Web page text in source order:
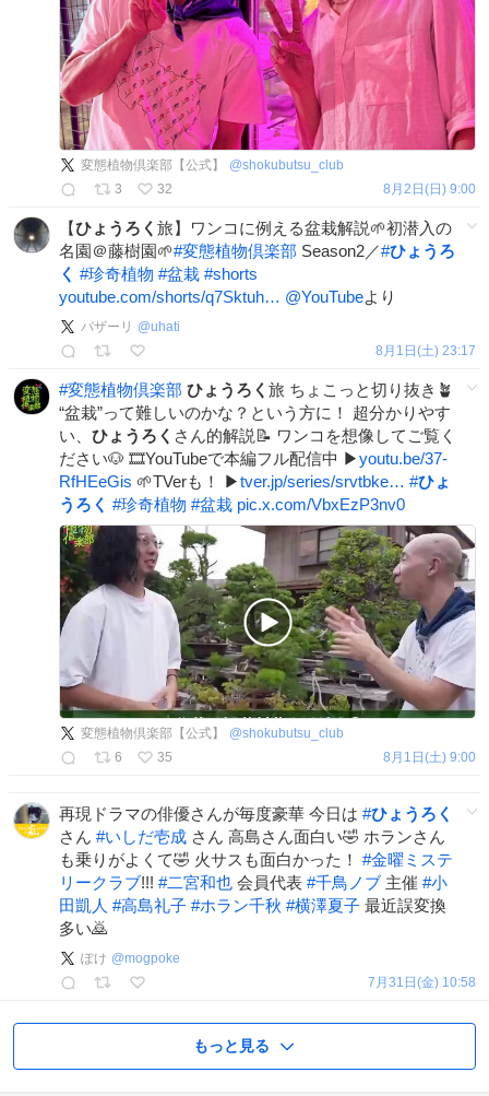
変態植物倶楽部【公式】 @shokubutsu_club
3
32 8月2日(日) 9:00
【ひょうろく 旅】ワンコに例える盆栽解説🌱初潜入の
名園＠藤樹園🌱#変態植物倶楽部 Season2／#ひょうろ
く #珍奇植物 #盆栽 #shorts
youtube.com/shorts/q7Sktuh… @YouTubeより
バザーリ @uhati
8月1日(土) 23:17
#変態植物倶楽部 ひょうろく 旅 ちょこっと切り抜き🪴
“盆栽”って難しいのかな？という方に！ 超分かりやす
い、 ひょうろく さん的解説📝 ワンコを想像してご覧く
ださい🐶 🎞YouTubeで本編フル配信中 ▶youtu.be/37-
RfHEeGis 🌱TVerも！ ▶tver.jp/series/srvtbke… #ひょ
うろく #珍奇植物 #盆栽 pic.x.com/VbxEzP3nv0
変態植物倶楽部【公式】 @shokubutsu_club
6
35 8月1日(土) 9:00
再現ドラマの俳優さんが毎度豪華 今日は #ひょうろく
さん #いしだ壱成 さん 高島さん面白い🤣 ホランさん
も乗りがよくて🤣 火サスも面白かった！ #金曜ミステ
リークラブ!!! #二宮和也 会員代表 #千鳥ノブ 主催 #小
田凱人 #高島礼子 #ホラン千秋 #横澤夏子 最近誤変換
多い🙇
ぽけ @mogpoke
7月31日(金) 10:58
もっと見る